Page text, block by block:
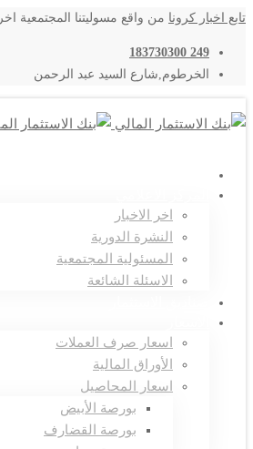
تابع اخبار كرونا من واقع مسوليتنا المجتمعية
249 183730300
الخرطوم,شارع السيد عبد الرحمن
اخر الاخبار
النشرة الدورية
المسئولية المجتمعية
الاسئلة الشائعة
اسعار صرف العملات
الأوراق المالية
اسعار المحاصيل
بورصة الأبيض
بورصة القضارف